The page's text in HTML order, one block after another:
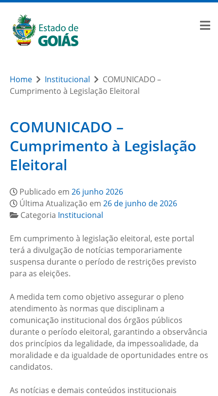
Home Institucional
COMUNICADO –
Cumprimento à Legislação Eleitoral
COMUNICADO –
Cumprimento à Legislação
Eleitoral
Publicado em 26 junho 2026
Última Atualização em 26 de junho de 2026
Categoria Institucional
Em cumprimento à legislação eleitoral, este portal
terá a divulgação de notícias temporariamente
suspensa durante o período de restrições previsto
para as eleições.
A medida tem como objetivo assegurar o pleno
atendimento às normas que disciplinam a
comunicação institucional dos órgãos públicos
durante o período eleitoral, garantindo a observância
dos princípios da legalidade, da impessoalidade, da
moralidade e da igualdade de oportunidades entre os
candidatos.
As notícias e demais conteúdos institucionais